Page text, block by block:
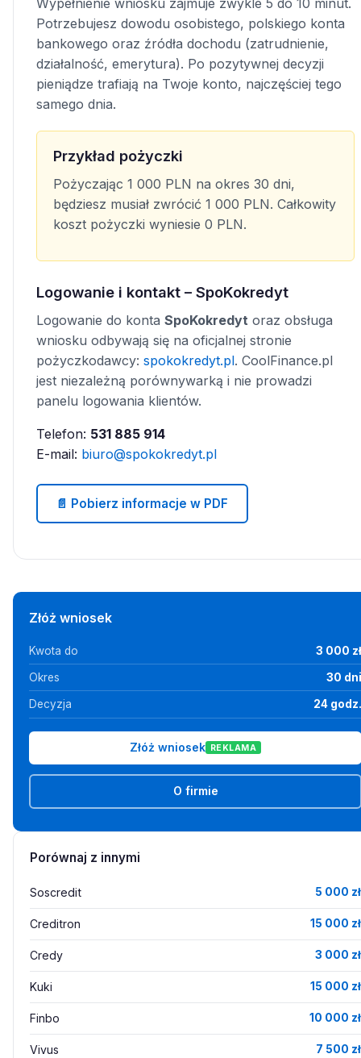
Wypełnienie wniosku zajmuje zwykle 5 do 10 minut.
Potrzebujesz dowodu osobistego, polskiego konta
bankowego oraz źródła dochodu (zatrudnienie,
działalność, emerytura). Po pozytywnej decyzji
pieniądze trafiają na Twoje konto, najczęściej tego
samego dnia.
Przykład pożyczki
Pożyczając 1 000 PLN na okres 30 dni,
będziesz musiał zwrócić 1 000 PLN. Całkowity
koszt pożyczki wyniesie 0 PLN.
Logowanie i kontakt – SpoKokredyt
Logowanie do konta SpoKokredyt oraz obsługa
wniosku odbywają się na oficjalnej stronie
pożyczkodawcy: spokokredyt.pl. CoolFinance.pl
jest niezależną porównywarką i nie prowadzi
panelu logowania klientów.
Telefon: 531 885 914
E-mail: biuro@spokokredyt.pl
📄 Pobierz informacje w PDF
Złóż wniosek
Kwota do 3 000 zł
Okres 30 dni
Decyzja 24 godz.
Złóż wniosek REKLAMA
O firmie
Porównaj z innymi
Soscredit 5 000 zł
Creditron 15 000 zł
Credy 3 000 zł
Kuki 15 000 zł
Finbo 10 000 zł
Vivus 7 500 zł